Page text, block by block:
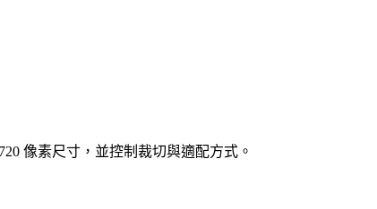
像素尺寸，並控制裁切與適配方式。